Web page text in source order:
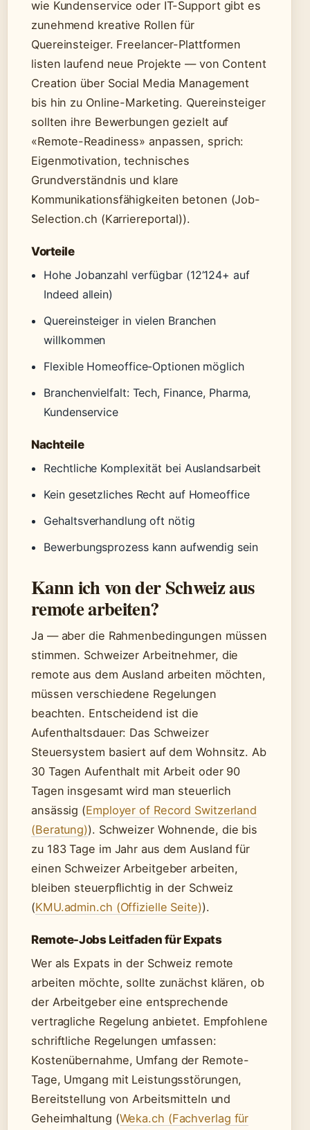
wie Kundenservice oder IT-Support gibt es
zunehmend kreative Rollen für
Quereinsteiger. Freelancer-Plattformen
listen laufend neue Projekte — von Content
Creation über Social Media Management
bis hin zu Online-Marketing. Quereinsteiger
sollten ihre Bewerbungen gezielt auf
«Remote-Readiness» anpassen, sprich:
Eigenmotivation, technisches
Grundverständnis und klare
Kommunikationsfähigkeiten betonen (Job-
Selection.ch (Karriereportal)).
Vorteile
Hohe Jobanzahl verfügbar (12’124+ auf
Indeed allein)
Quereinsteiger in vielen Branchen
willkommen
Flexible Homeoffice-Optionen möglich
Branchenvielfalt: Tech, Finance, Pharma,
Kundenservice
Nachteile
Rechtliche Komplexität bei Auslandsarbeit
Kein gesetzliches Recht auf Homeoffice
Gehaltsverhandlung oft nötig
Bewerbungsprozess kann aufwendig sein
Kann ich von der Schweiz aus
remote arbeiten?
Ja — aber die Rahmenbedingungen müssen
stimmen. Schweizer Arbeitnehmer, die
remote aus dem Ausland arbeiten möchten,
müssen verschiedene Regelungen
beachten. Entscheidend ist die
Aufenthaltsdauer: Das Schweizer
Steuersystem basiert auf dem Wohnsitz. Ab
30 Tagen Aufenthalt mit Arbeit oder 90
Tagen insgesamt wird man steuerlich
ansässig (Employer of Record Switzerland
(Beratung)). Schweizer Wohnende, die bis
zu 183 Tage im Jahr aus dem Ausland für
einen Schweizer Arbeitgeber arbeiten,
bleiben steuerpflichtig in der Schweiz
(KMU.admin.ch (Offizielle Seite)).
Remote-Jobs Leitfaden für Expats
Wer als Expats in der Schweiz remote
arbeiten möchte, sollte zunächst klären, ob
der Arbeitgeber eine entsprechende
vertragliche Regelung anbietet. Empfohlene
schriftliche Regelungen umfassen:
Kostenübernahme, Umfang der Remote-
Tage, Umgang mit Leistungsstörungen,
Bereitstellung von Arbeitsmitteln und
Geheimhaltung (Weka.ch (Fachverlag für